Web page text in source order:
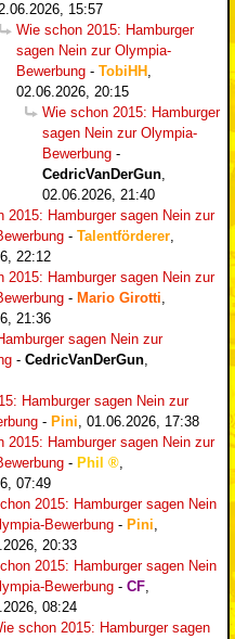
15:57
Wie schon 2015: Hamburger
sagen Nein zur Olympia-
Bewerbung - TobiHH ,
02.06.2026, 20:15
Wie schon 2015: Hamburger
sagen Nein zur Olympia-
Bewerbung -
CedricVanDerGun,
02.06.2026, 21:40
2015: Hamburger sagen Nein zur
- Talentförderer,
22:12
2015: Hamburger sagen Nein zur
- Mario Girotti,
21:36
sagen Nein zur
- CedricVanDerGun,
Hamburger sagen Nein zur
- Pini, 01.06.2026, 17:38
2015: Hamburger sagen Nein zur
- Phil
,
07:49
2015: Hamburger sagen Nein
Bewerbung - Pini,
20:33
2015: Hamburger sagen Nein
Bewerbung - CF,
08:24
schon 2015: Hamburger sagen